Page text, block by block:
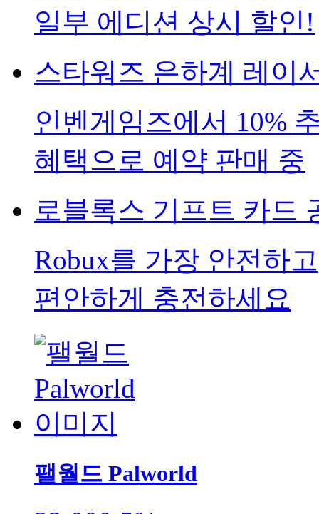
일부 에디션 상시 할인!
스타워즈 은하계 레이
인벤게임즈에서 10%
혜택으로 예약 판매 중
로블록스 기프트 카드
Robux를 가장 안전하고
편안하게 충전하세요
팰월드 Palworld